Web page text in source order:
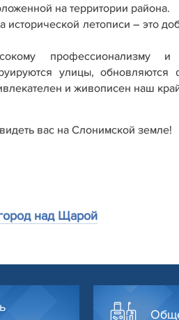
на территории района.
исторической летописи – это
профессионализму
улицы,
и живописен наш
вас на Слонимской земле!
над Щарой